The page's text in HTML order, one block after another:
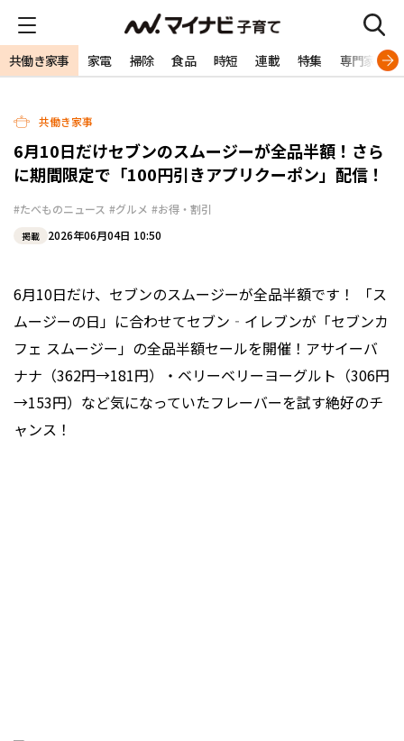
共働き家事 家電 掃除 食品 時短 連載 特集 専門家
共働き家事
6月10日だけセブンのスムージーが全品半額！さら
に期間限定で「100円引きアプリクーポン」配信！
#たべものニュース #グルメ #お得・割引
掲載 2026年06月04日 10:50
6月10日だけ、セブンのスムージーが全品半額です！ 「ス
ムージーの日」に合わせてセブン‐イレブンが「セブンカ
フェ スムージー」の全品半額セールを開催！アサイーバ
ナナ（362円→181円）・ベリーベリーヨーグルト（306円
→153円）など気になっていたフレーバーを試す絶好のチ
ャンス！